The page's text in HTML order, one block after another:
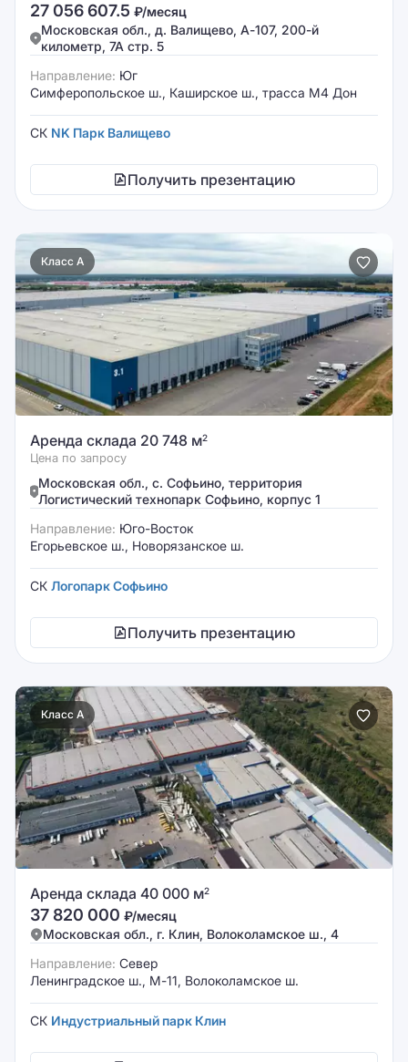
27 056 607.5 ₽/месяц
Московская обл., д. Валищево, А-107, 200-й
километр, 7А стр. 5
Направление: Юг
Симферопольское ш., Каширское ш., трасса М4 Дон
СК NK Парк Валищево
Получить презентацию
Класс A
Аренда склада 20 748 м2
Цена по запросу
Московская обл., с. Софьино, территория
Логистический технопарк Софьино, корпус 1
Направление: Юго-Восток
Егорьевское ш., Новорязанское ш.
СК Логопарк Софьино
Получить презентацию
Класс A
Аренда склада 40 000 м2
37 820 000 ₽/месяц
Московская обл., г. Клин, Волоколамское ш., 4
Направление: Север
Ленинградское ш., М-11, Волоколамское ш.
СК Индустриальный парк Клин